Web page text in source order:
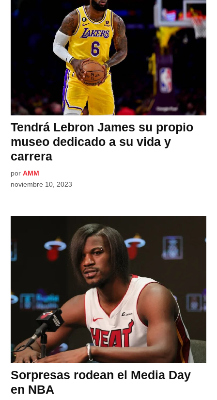
Tendrá Lebron James su propio
museo dedicado a su vida y
carrera
por AMM
noviembre 10, 2023
Sorpresas rodean el Media Day
en NBA